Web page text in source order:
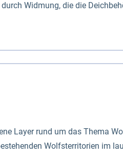
Widmung, die die
des Niedersächsischen
vor allem vor Sturmfluten, zu
Sperrwerkes durch
Layer rund um das Thema
Wolfsterritorien im